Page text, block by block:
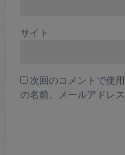
サイト
次回のコメントで使
の名前、メールアドレ